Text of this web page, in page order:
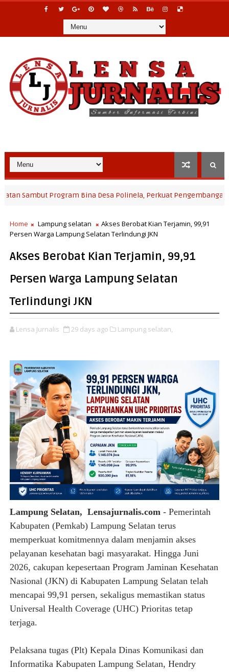
Program Bina Desa Polinela, Perkuat Pengembangan Potensi
Home Lampung selatan
Akses Berobat Kian Terjamin, 99,91
Persen Warga Lampung Selatan Terlindungi JKN
Akses Berobat Kian Terjamin, 99,91
Persen Warga Lampung Selatan
Terlindungi JKN
Lensa Jurnalis 29 days ago Lampung selatan,
Lampung Selatan, Lensajurnalis.com- Pemerintah
Kabupaten (Pemkab) Lampung Selatan terus
memperkuat komitmennya dalam menjamin akses
pelayanan kesehatan bagi masyarakat. Hingga Juni
2026, cakupan kepesertaan Program Jaminan Kesehatan
Nasional (JKN) di Kabupaten Lampung Selatan telah
mencapai 99,91 persen, sekaligus memastikan status
Universal Health Coverage (UHC) Prioritas tetap
terjaga.
Pelaksana tugas (Plt) Kepala Dinas Komunikasi dan
Informatika Kabupaten Lampung Selatan, Hendry